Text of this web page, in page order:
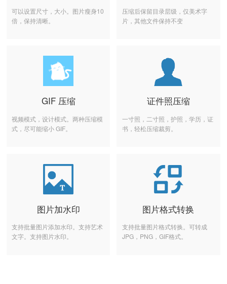
可以设置尺寸，大小。图片瘦身10
倍，保持清晰。
压缩后保留目录层级，仅美术字
片，其他文件保持不变
GIF 压缩
视频模式，设计模式。两种压缩模
式，尽可能缩小 GIF。
证件照压缩
一寸照，二寸照，护照，学历，证
书，轻松压缩裁剪。
图片加水印
支持批量图片添加水印。支持艺术
文字。支持图片水印。
图片格式转换
支持批量图片格式转换。可转成
JPG，PNG，GIF格式。